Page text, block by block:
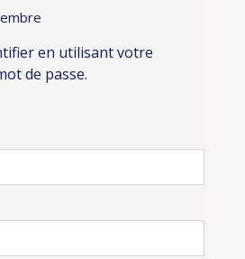
en utilisant votre
de passe.